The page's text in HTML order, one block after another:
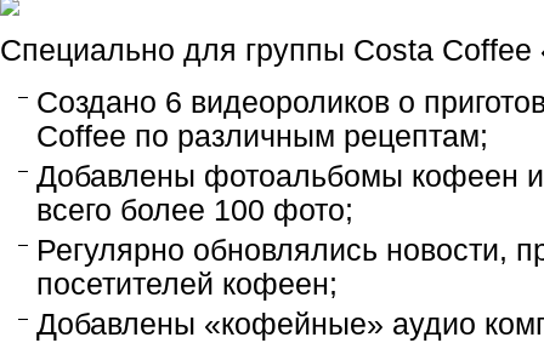
Специально для группы Costa Coffee
Cоздано 6 видеороликов о
Coffee по различным рецептам;
Добавлены фотоальбомы кофеен
всего более 100 фото;
Регулярно обновлялись новости,
посетителей кофеен;
Добавлены «кофейные» аудио